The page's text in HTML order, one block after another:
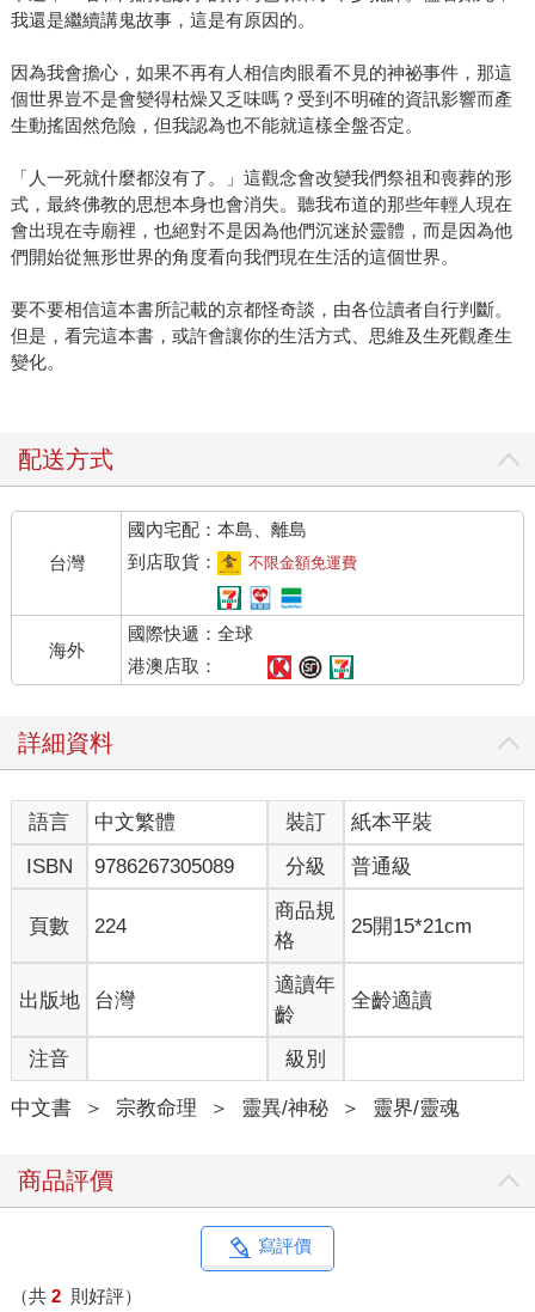
我還是繼續講鬼故事，這是有原因的。
因為我會擔心，如果不再有人相信肉眼看不見的神祕事件，那這
個世界豈不是會變得枯燥又乏味嗎？受到不明確的資訊影響而產
生動搖固然危險，但我認為也不能就這樣全盤否定。
「人一死就什麼都沒有了。」這觀念會改變我們祭祖和喪葬的形
式，最終佛教的思想本身也會消失。聽我布道的那些年輕人現在
會出現在寺廟裡，也絕對不是因為他們沉迷於靈體，而是因為他
們開始從無形世界的角度看向我們現在生活的這個世界。
要不要相信這本書所記載的京都怪奇談，由各位讀者自行判斷。
但是，看完這本書，或許會讓你的生活方式、思維及生死觀產生
變化。
配送方式
台灣
國內宅配：本島、離島
到店取貨：
不限金額免運費
海外
國際快遞：全球
港澳店取：
詳細資料
語言 中文繁體 裝訂
紙本平裝
ISBN
9786267305089 分級 普通級
頁數 224
商品規
格
25開15*21cm
出版地 台灣
適讀年
齡
全齡適讀
注音 級別
中文書 ＞ 宗教命理 ＞ 靈異/神秘 ＞ 靈界/靈魂
商品評價
寫評價
（共 2 則好評）